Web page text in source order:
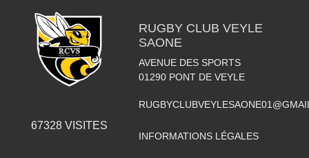
67328VISITES
RUGBY CLUB VEYLE
SAONE
AVENUE DES SPORTS
01290 PONT DE VEYLE
INFORMATIONS LÉGALES